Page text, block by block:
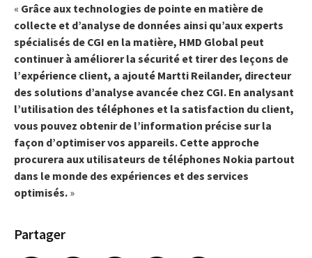
« Grâce aux technologies de pointe en matière de
collecte et d’analyse de données ainsi qu’aux experts
spécialisés de CGI en la matière, HMD Global peut
continuer à améliorer la sécurité et tirer des leçons de
l’expérience client, a ajouté Martti Reilander, directeur
des solutions d’analyse avancée chez CGI. En analysant
l’utilisation des téléphones et la satisfaction du client,
vous pouvez obtenir de l’information précise sur la
façon d’optimiser vos appareils. Cette approche
procurera aux utilisateurs de téléphones Nokia partout
dans le monde des expériences et des services
optimisés. »
Partager